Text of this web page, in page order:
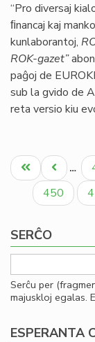
“Pro diversaj
ﬁnancaj kaj
kunlaborantoj,
ROK-gazet”
paĝoj de
sub la gvido de
reta versio kiu
Pagination
Unua
paĝo
Antaŭa
paĝo
…
Paĝo
450
SERĈO
Serĉu per
majuskloj egalas.
ESPERANTA